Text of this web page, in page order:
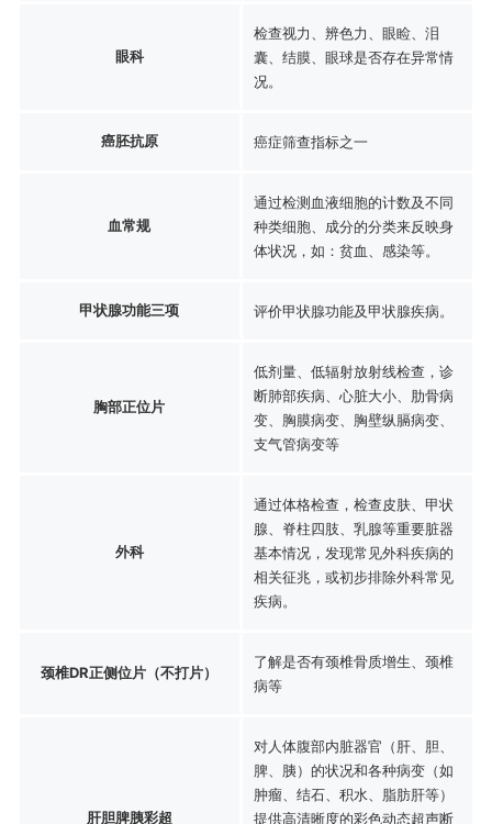
眼科
检查视力、辨色力、眼睑、泪
囊、结膜、眼球是否存在异常情
况。
癌胚抗原 癌症筛查指标之一
血常规
通过检测血液细胞的计数及不同
种类细胞、成分的分类来反映身
体状况，如：贫血、感染等。
甲状腺功能三项 评价甲状腺功能及甲状腺疾病。
胸部正位片
低剂量、低辐射放射线检查，诊
断肺部疾病、心脏大小、肋骨病
变、胸膜病变、胸壁纵膈病变、
支气管病变等
外科
通过体格检查，检查皮肤、甲状
腺、脊柱四肢、乳腺等重要脏器
基本情况，发现常见外科疾病的
相关征兆，或初步排除外科常见
疾病。
颈椎DR正侧位片（不打片）
了解是否有颈椎骨质增生、颈椎
病等
肝胆脾胰彩超
对人体腹部内脏器官（肝、胆、
脾、胰）的状况和各种病变（如
肿瘤、结石、积水、脂肪肝等）
提供高清晰度的彩色动态超声断